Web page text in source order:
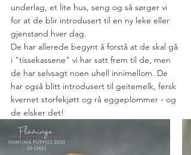
underlag, et lite hus, seng og så sørger vi
for at de blir introdusert til en ny leke eller
gjenstand hver dag.
De har allerede begynt å forstå at de skal gå
i "tissekassene" vi har satt frem til de, men
de har selvsagt noen uhell innimellom. De
har også blitt introdusert til geitemelk, fersk
kvernet storfekjøtt og rå eggeplommer - og
de elsker det!